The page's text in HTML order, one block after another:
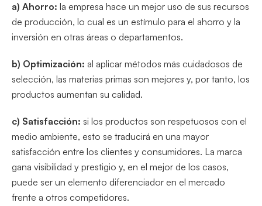
a) Ahorro: la empresa hace un mejor uso de sus recursos
de producción, lo cual es un estímulo para el ahorro y la
inversión en otras áreas o departamentos.
b) Optimización: al aplicar métodos más cuidadosos de
selección, las materias primas son mejores y, por tanto, los
productos aumentan su calidad.
c) Satisfacción: si los productos son respetuosos con el
medio ambiente, esto se traducirá en una mayor
satisfacción entre los clientes y consumidores. La marca
gana visibilidad y prestigio y, en el mejor de los casos,
puede ser un elemento diferenciador en el mercado
frente a otros competidores.